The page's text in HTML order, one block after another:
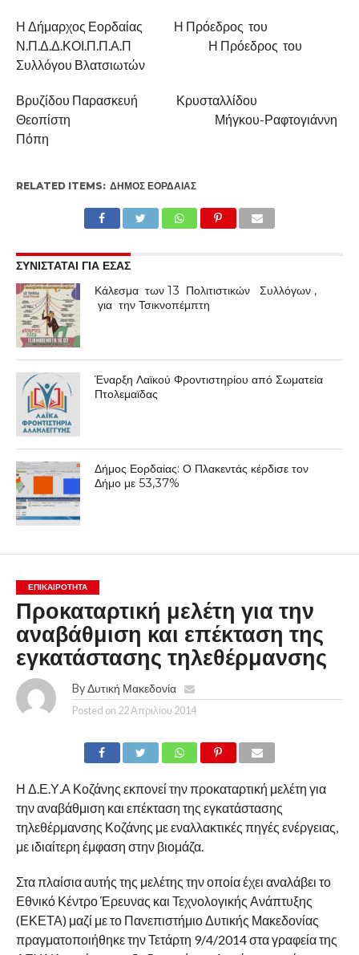
Η Δήμαρχος Εορδαίας Η Πρόεδρος του
Ν.Π.Δ.Δ.ΚΟΙ.Π.Π.Α.Π Η Πρόεδρος του
Συλλόγου Βλατσιωτών
Βρυζίδου Παρασκευή Κρυσταλλίδου
Θεοπίστη Μήγκου-Ραφτογιάννη
Πόπη
RELATED ITEMS: ΔΉΜΟΣ ΕΟΡΔΑΊΑΣ
ΣΥΝΙΣΤΑΤΑΙ ΓΙΑ ΕΣΑΣ
Κάλεσμα των 13 Πολιτιστικών Συλλόγων ,
για την Τσικνοπέμπτη
Έναρξη Λαϊκού Φροντιστηρίου από Σωματεία
Πτολεμαϊδας
Δήμος Εορδαίας: Ο Πλακεντάς κέρδισε τον
Δήμο με 53,37%
ΕΠΙΚΑΙΡΟΤΗΤΑ
Προκαταρτική μελέτη για την
αναβάθμιση και επέκταση της
εγκατάστασης τηλεθέρμανσης
By Δυτική Μακεδονία
Posted on 22 Απριλίου 2014
Η Δ.Ε.Υ.Α Κοζάνης εκπονεί την προκαταρτική μελέτη για
την αναβάθμιση και επέκταση της εγκατάστασης
τηλεθέρμανσης Κοζάνης με εναλλακτικές πηγές ενέργειας,
με ιδιαίτερη έμφαση στην βιομάζα.
Στα πλαίσια αυτής της μελέτης την οποία έχει αναλάβει το
Εθνικό Κέντρο Έρευνας και Τεχνολογικής Ανάπτυξης
(ΕΚΕΤΑ) μαζί με το Πανεπιστήμιο Δυτικής Μακεδονίας
πραγματοποιήθηκε την Τετάρτη 9/4/2014 στα γραφεία της